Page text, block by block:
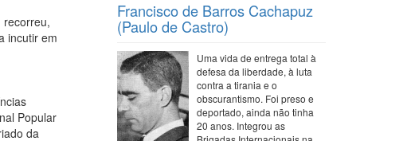
recorreu,
incutir em
Popular
da
Francisco de Barros Cachapuz
(Paulo de Castro)
Uma vida de entrega total à
defesa da liberdade, à luta
contra a tirania e o
obscurantismo. Foi preso e
deportado, ainda não tinha
20 anos. Integrou as